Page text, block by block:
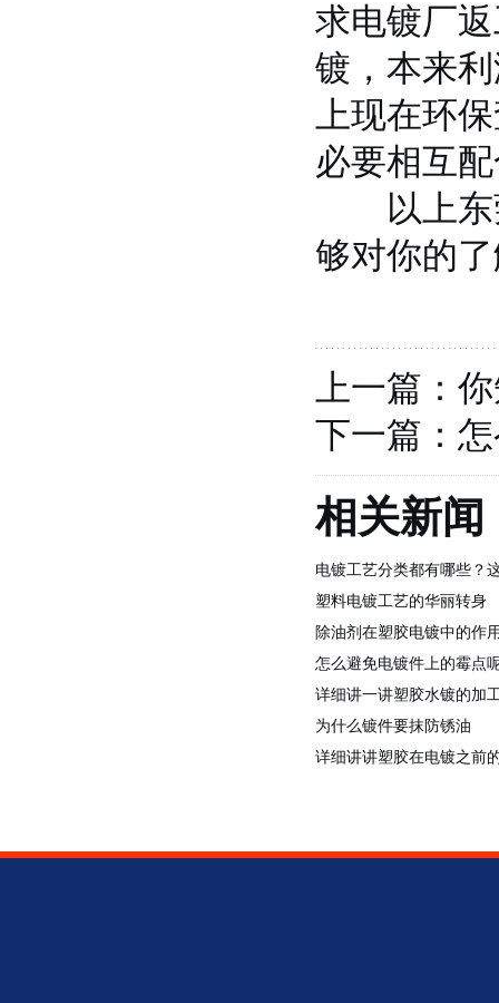
求电镀厂
镀，本来
上现在环
必要相互
以上东莞
够对你的
上一篇：
下一篇：
相关新闻
电镀工艺分类都有哪些？
塑料电镀工艺的华丽转身
除油剂在塑胶电镀中的作
怎么避免电镀件上的霉点
详细讲一讲塑胶水镀的加
为什么镀件要抹防锈油
详细讲讲塑胶在电镀之前